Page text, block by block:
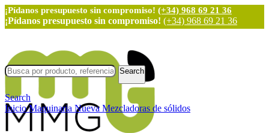
¡Pídanos presupuesto sin compromiso! (+34) 968 69 21 36
¡Pídanos presupuesto sin compromiso! (+34) 968 69 21 36
Search
Search
InicioMaquinaria NuevaMezcladoras de sólidos